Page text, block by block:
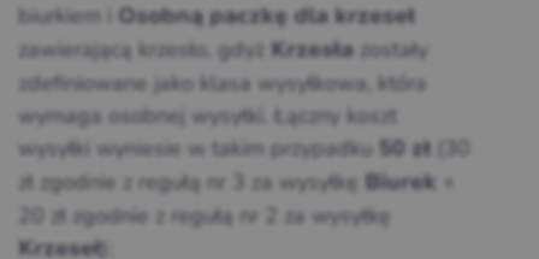
biurkiem i
Osobną paczkę dla krzeseł
zawierającą krzesło, gdyż Krzesła zostały
zdefiniowane jako klasa wysyłkowa, która
wymaga osobnej wysyłki. Łączny koszt
wysyłki wyniesie w takim przypadku
50 zł
(30
zł zgodnie z regułą nr 3 za wysyłkę
Biurek +
20 zł zgodnie z regułą nr 2 za wysyłkę
Krzeseł):